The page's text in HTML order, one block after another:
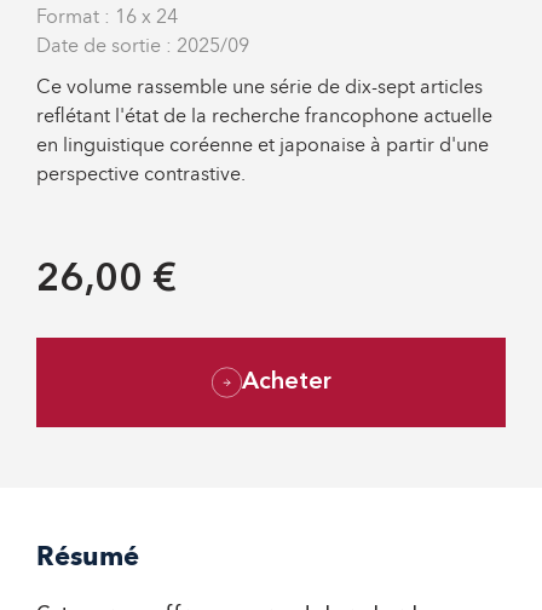
Format : 16 x 24
Date de sortie : 2025/09
Ce volume rassemble une série de dix-sept articles
reflétant l'état de la recherche francophone actuelle
en linguistique coréenne et japonaise à partir d'une
perspective contrastive.
26,00 €
Acheter
Résumé